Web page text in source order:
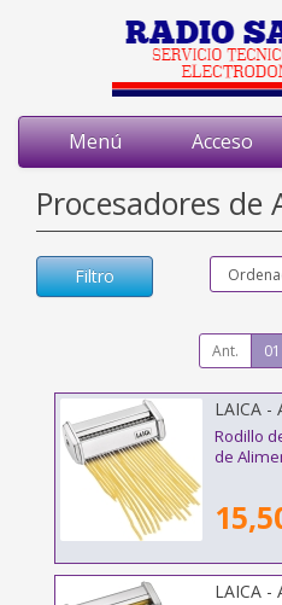
Menú Acceso
Procesadores de
Filtro
Ant. 01
LAICA -
Rodillo
de
LAICA -